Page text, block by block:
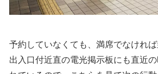
予約していなくても、満席でなければ
出入口付近直の電光掲示板にも直近